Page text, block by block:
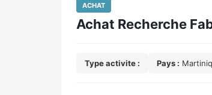
ACHAT
Achat Recherche
Type activite : Pays :